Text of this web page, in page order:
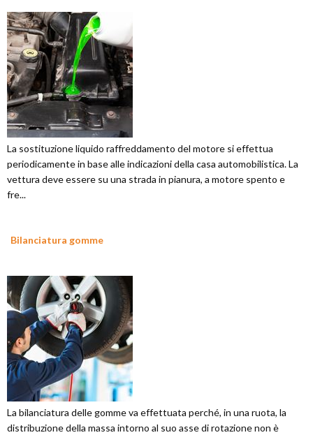
La sostituzione liquido raffreddamento del motore si effettua
periodicamente in base alle indicazioni della casa automobilistica. La
vettura deve essere su una strada in pianura, a motore spento e
fre...
Bilanciatura gomme
La bilanciatura delle gomme va effettuata perché, in una ruota, la
distribuzione della massa intorno al suo asse di rotazione non è